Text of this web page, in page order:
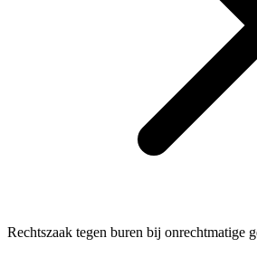
Rechtszaak tegen buren bij onrechtmatige